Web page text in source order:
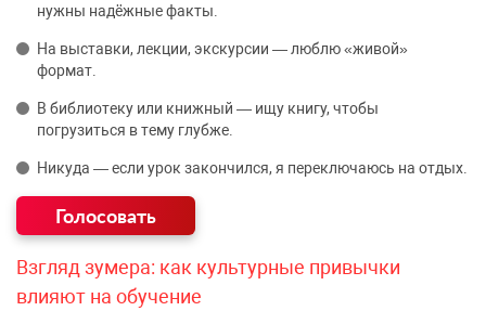
нужны надёжные факты.
На выставки, лекции, экскурсии — люблю «живой»
формат.
В библиотеку или книжный — ищу книгу, чтобы
погрузиться в тему глубже.
Никуда — если урок закончился, я переключаюсь на отдых.
Взгляд зумера: как культурные привычки
влияют на обучение